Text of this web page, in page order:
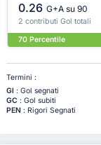
0.26 G+A su 90
2 contributi Gol totali
70 Percentile
Termini :
Gl : Gol segnati
GC : Gol subiti
PEN: Rigori Segnati